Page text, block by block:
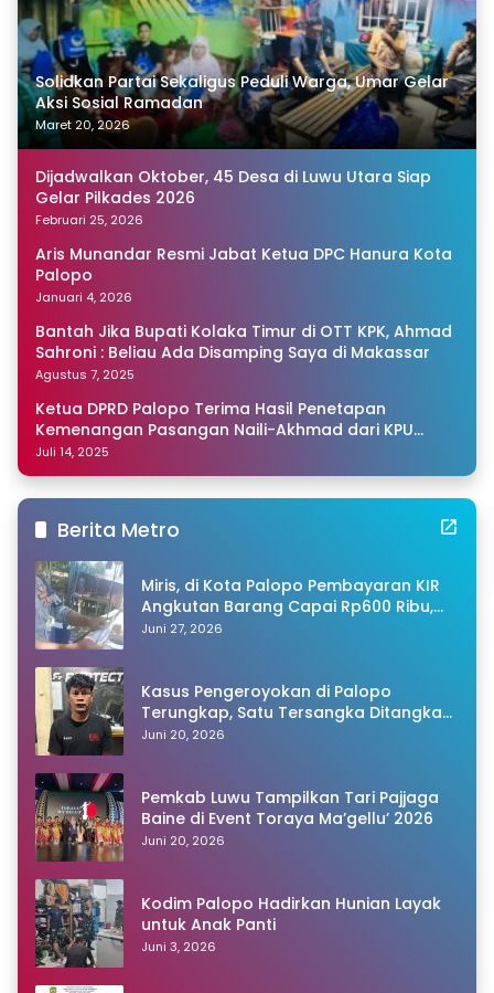
Solidkan Partai Sekaligus Peduli Warga, Umar Gelar
Aksi Sosial Ramadan
Maret 20, 2026
Dijadwalkan Oktober, 45 Desa di Luwu Utara Siap
Gelar Pilkades 2026
Februari 25, 2026
Aris Munandar Resmi Jabat Ketua DPC Hanura Kota
Palopo
Januari 4, 2026
Bantah Jika Bupati Kolaka Timur di OTT KPK, Ahmad
Sahroni : Beliau Ada Disamping Saya di Makassar
Agustus 7, 2025
Ketua DPRD Palopo Terima Hasil Penetapan
Kemenangan Pasangan Naili-Akhmad dari KPU
Sulsel
Juli 14, 2025
Berita Metro
Miris, di Kota Palopo Pembayaran KIR
Angkutan Barang Capai Rp600 Ribu,
Warganet Pertanyakan Dugaan Pungli
Juni 27, 2026
Kasus Pengeroyokan di Palopo
Terungkap, Satu Tersangka Ditangkap
Polisi
Juni 20, 2026
Pemkab Luwu Tampilkan Tari Pajjaga
Baine di Event Toraya Ma’gellu’ 2026
Juni 20, 2026
Kodim Palopo Hadirkan Hunian Layak
untuk Anak Panti
Juni 3, 2026